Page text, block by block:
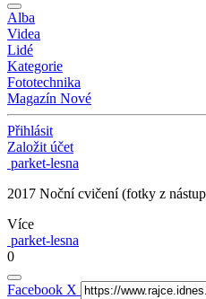
Alba
Videa
Lidé
Kategorie
Fototechnika
Magazín Nové
Přihlásit
Založit účet
parket-lesna
2017 Noční cvičení (fotky z
Více
parket-lesna
0
Facebook X